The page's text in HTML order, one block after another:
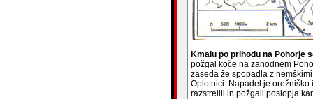
Kmalu po prihodu na Pohorje
požgal koče na zahodnem
zaseda že spopadla z
Oplotnici. Napadel je orožniško
razstrelili in požgali poslopja